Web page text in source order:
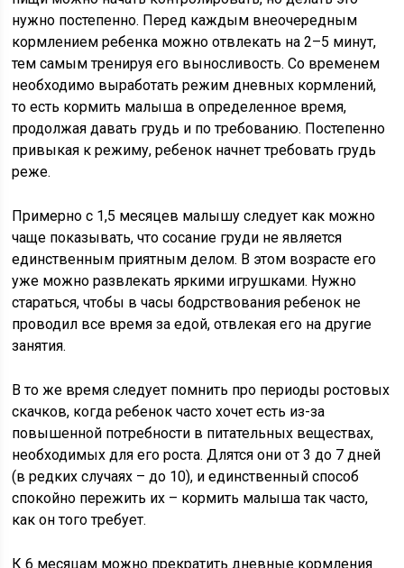
нужно постепенно. Перед каждым внеочередным
кормлением ребенка можно отвлекать на 2–5 минут,
тем самым тренируя его выносливость. Со временем
необходимо выработать режим дневных кормлений,
то есть кормить малыша в определенное время,
продолжая давать грудь и по требованию. Постепенно
привыкая к режиму, ребенок начнет требовать грудь
реже.
Примерно с 1,5 месяцев малышу следует как можно
чаще показывать, что сосание груди не является
единственным приятным делом. В этом возрасте его
уже можно развлекать яркими игрушками. Нужно
стараться, чтобы в часы бодрствования ребенок не
проводил все время за едой, отвлекая его на другие
занятия.
В то же время следует помнить про периоды ростовых
скачков, когда ребенок часто хочет есть из-за
повышенной потребности в питательных веществах,
необходимых для его роста. Длятся они от 3 до 7 дней
(в редких случаях – до 10), и единственный способ
спокойно пережить их – кормить малыша так часто,
как он того требует.
К 6 месяцам можно прекратить дневные кормления